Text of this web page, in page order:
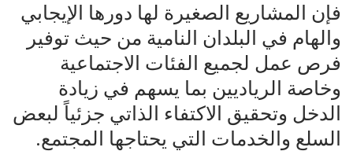
فإن المشاريع الصغيرة لها دورها الإيجابي
والهام في البلدان النامية من حيث توفير
فرص عمل لجميع الفئات الاجتماعية
وخاصة الرياديين بما يسهم في زيادة
الدخل وتحقيق الاكتفاء الذاتي جزئياً لبعض
السلع والخدمات التي يحتاجها المجتمع.